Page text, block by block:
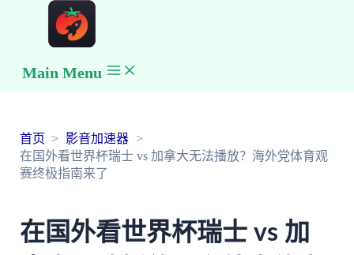
Main Menu
首页
影音加速器
在国外看世界杯瑞士 vs 加拿大无法播放？海外党体育观
赛终极指南来了
在国外看世界杯瑞士 vs 加